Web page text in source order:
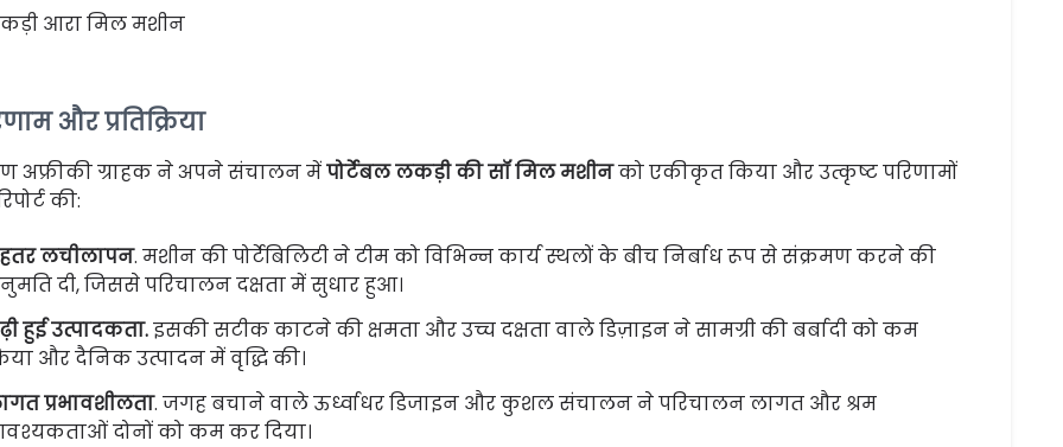
आरा मिल मशीन
और प्रतिक्रिया
अफ्रीकी ग्राहक ने अपने संचालन मेंपोर्टेबल लकड़ी की सॉ मिल मशीनको एकीकृत किया और उत्कृष्ट परिणामों
की:
लचीलापन. मशीन की पोर्टेबिलिटी ने टीम को विभिन्न कार्य स्थलों के बीच निर्बाध रूप से संक्रमण करने की
दी, जिससे परिचालन दक्षता में सुधार हुआ।
हुई उत्पादकता.इसकी सटीक काटने की क्षमता और उच्च दक्षता वाले डिज़ाइन ने सामग्री की बर्बादी को कम
और दैनिक उत्पादन में वृद्धि की।
प्रभावशीलता. जगह बचाने वाले ऊर्ध्वाधर डिजाइन और कुशल संचालन ने परिचालन लागत और श्रम
दोनों को कम कर दिया।